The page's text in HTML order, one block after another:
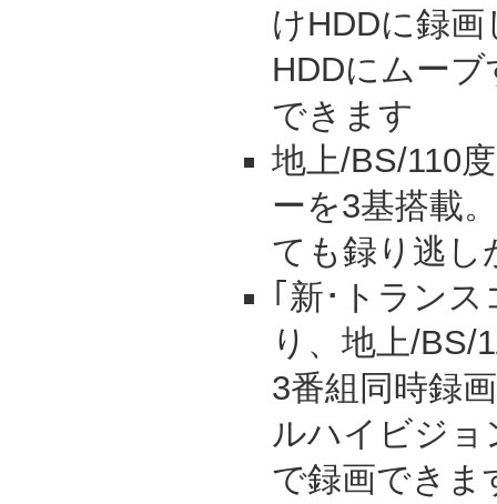
けHDDに録
HDDにムー
できます
地上/BS/110
ーを3基搭載
ても録り逃し
｢新･トラン
り、地上/BS/
3番組同時録
ルハイビジョ
で録画できま